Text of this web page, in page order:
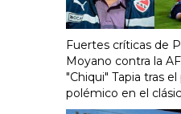
Fuertes críticas de
Moyano contra la
"Chiqui" Tapia tras el
polémico en el